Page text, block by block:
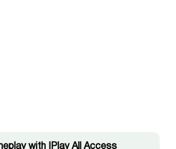
with IPlay All Access